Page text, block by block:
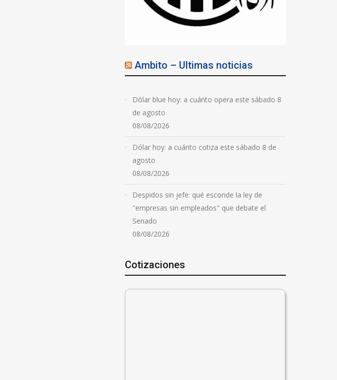
Ambito – Ultimas noticias
Dólar blue hoy: a cuánto opera este sábado 8
de agosto
08/08/2026
Dólar hoy: a cuánto cotiza este sábado 8 de
agosto
08/08/2026
Despidos sin jefe: qué esconde la ley de
"empresas sin empleados" que debate el
Senado
08/08/2026
Cotizaciones